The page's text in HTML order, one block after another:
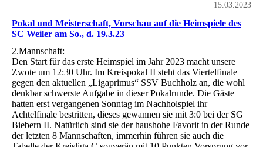
15.03.2023
Pokal und Meisterschaft, Vorschau auf die Heimspiele des
SC Weiler am So., d. 19.3.23
2.Mannschaft:
Den Start für das erste Heimspiel im Jahr 2023 macht unsere
Zwote um 12:30 Uhr. Im Kreispokal II steht das Viertelfinale
gegen den aktuellen „Ligaprimus“ SSV Buchholz an, die wohl
denkbar schwerste Aufgabe in dieser Pokalrunde. Die Gäste
hatten erst vergangenen Sonntag im Nachholspiel ihr
Achtelfinale bestritten, dieses gewannen sie mit 3:0 bei der SG
Biebern II. Natürlich sind sie der haushohe Favorit in der Runde
der letzten 8 Mannschaften, immerhin führen sie auch die